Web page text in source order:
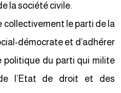
la société civile.
collectivement le parti de la
démocrate et d’adhérer
politique du parti qui milite
l’Etat de droit et des